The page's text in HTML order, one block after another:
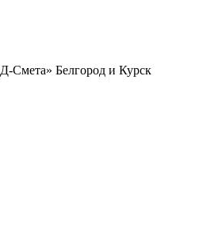
Смета» Белгород и Курск